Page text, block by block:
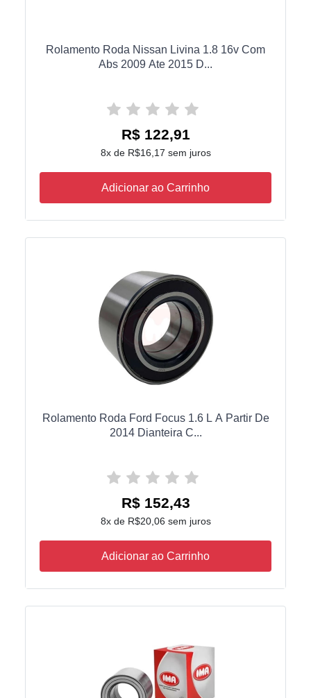
Rolamento Roda Nissan Livina 1.8 16v Com
Abs 2009 Ate 2015 D...
R$ 122,91
8x de R$16,17 sem juros
Adicionar ao Carrinho
Rolamento Roda Ford Focus 1.6 L A Partir De
2014 Dianteira C...
R$ 152,43
8x de R$20,06 sem juros
Adicionar ao Carrinho